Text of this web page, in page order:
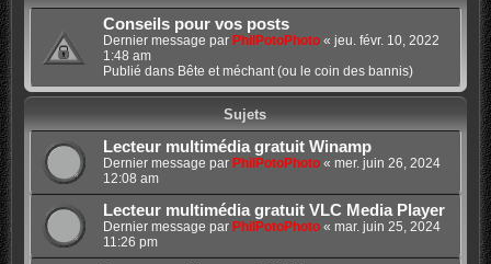
Conseils pour vos posts
Dernier message par PhilPotoPhoto« jeu. févr. 10, 2022
1:48 am
Publié dans Bête et méchant (ou le coin des bannis)
Sujets
Lecteur multimédia gratuit Winamp
Dernier message par PhilPotoPhoto« mer. juin 26, 2024
12:08 am
Lecteur multimédia gratuit VLC Media Player
Dernier message par PhilPotoPhoto« mar. juin 25, 2024
11:26 pm